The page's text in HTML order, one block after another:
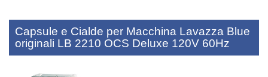
Capsule e Cialde per Macchina Lavazza Blue
originali LB 2210 OCS Deluxe 120V 60Hz